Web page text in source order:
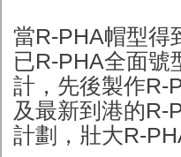
當R-PHA帽型得
已R-PHA全面號
計，先後製作R-
及最新到港的R-
計劃，壯大R-